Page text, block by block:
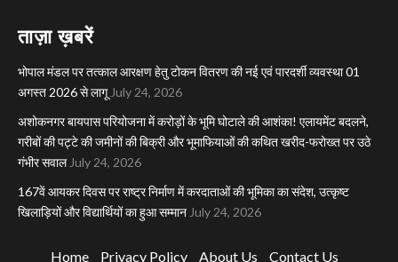
ताज़ा ख़बरें
भोपाल मंडल पर तत्काल आरक्षण हेतु टोकन वितरण की नई एवं पारदर्शी व्यवस्था 01
अगस्त 2026 से लागू July 24, 2026
अशोकनगर बायपास परियोजना में करोड़ों के भूमि घोटाले की आशंका! एलायमेंट बदलने,
गरीबों की पट्टे की जमीनों की बिक्री और भूमाफियाओं की कथित खरीद-फरोख्त पर उठे
गंभीर सवाल July 24, 2026
167वें आयकर दिवस पर राष्ट्र निर्माण में करदाताओं की भूमिका का संदेश, उत्कृष्ट
खिलाड़ियों और विद्यार्थियों का हुआ सम्मान July 24, 2026
Home Privacy Policy About Us Contact Us